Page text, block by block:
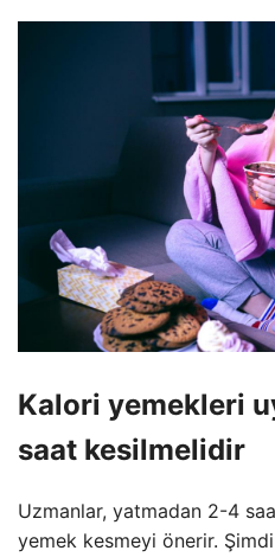
Kalori yemekleri
saat kesilmelidir
Uzmanlar, yatmadan 2-4
yemek kesmeyi önerir.